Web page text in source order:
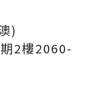
)
2樓2060-